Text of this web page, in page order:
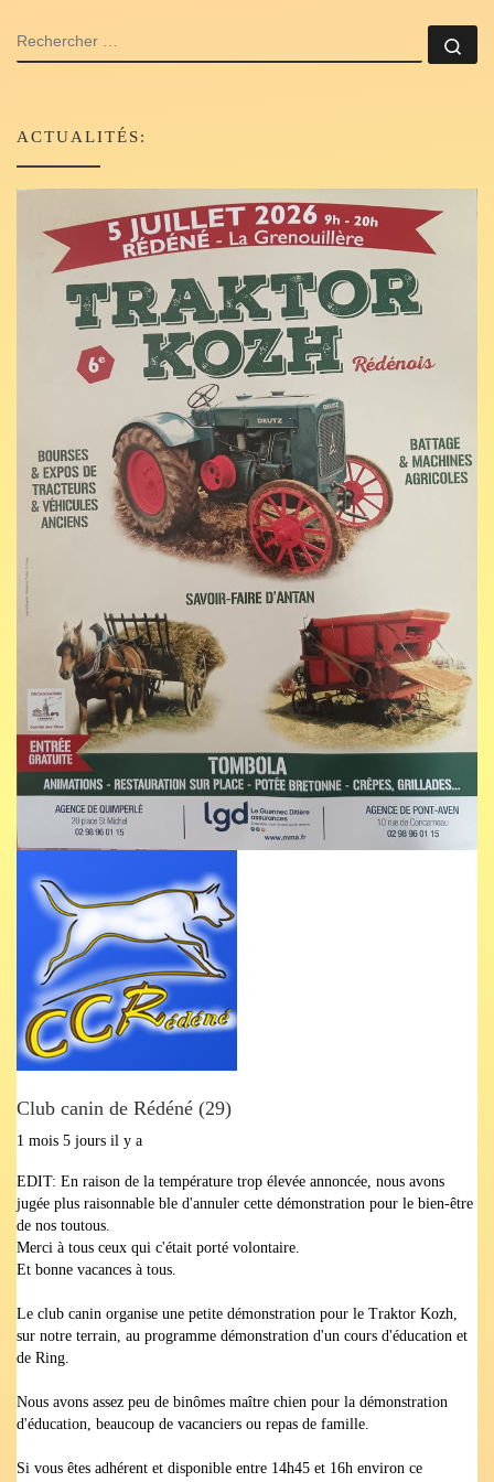
RECHERCHER
ACTUALITÉS:
Club canin de Rédéné (29)
1 mois 5 jours il y a
EDIT: En raison de la température trop élevée annoncée, nous avons
jugée plus raisonnable ble d'annuler cette démonstration pour le bien-être
de nos toutous.
Merci à tous ceux qui c'était porté volontaire.
Et bonne vacances à tous.
Le club canin organise une petite démonstration pour le Traktor Kozh,
sur notre terrain, au programme démonstration d'un cours d'éducation et
de Ring.
Nous avons assez peu de binômes maître chien pour la démonstration
d'éducation, beaucoup de vacanciers ou repas de famille.
Si vous êtes adhérent et disponible entre 14h45 et 16h environ ce